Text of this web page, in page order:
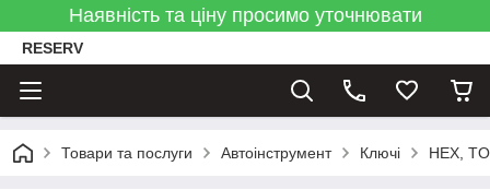
Наявність та ціну просимо уточнювати
RESERV
Товари та послуги Автоінструмент Ключі HEX,